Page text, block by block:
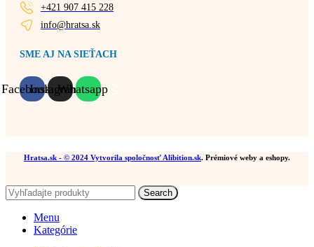
+421 907 415 228
info@hratsa.sk
SME AJ NA SIEŤACH
FacebookInstagramWhatsapp
Hratsa.sk - © 2024 Vytvorila spoločnosť Alibition.sk. Prémiové weby a eshopy.
Search
Menu
Kategórie